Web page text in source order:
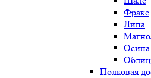
Фраке
Липа
Осина
Полковая